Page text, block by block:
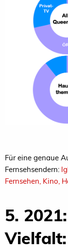
Für eine genaue
Fernsehsendern:
Fernsehen, Kino,
5. 2021: